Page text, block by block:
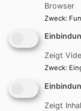
Browser
Zweck:
Zeigt
Zweck:
Zeigt